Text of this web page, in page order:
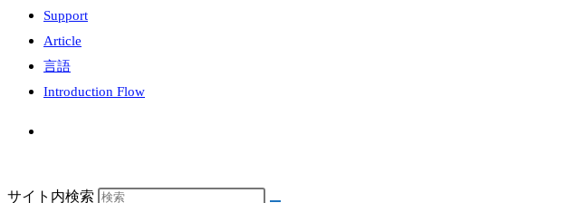
Support
Article
言語
Introduction Flow
サイト内検索